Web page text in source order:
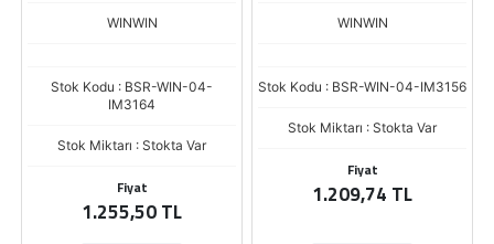
WINWIN
Stok Kodu : BSR-WIN-04-
IM3164
Stok Miktarı : Stokta Var
Fiyat
1.255,50 TL
WINWIN
Stok Kodu : BSR-WIN-04-IM3156
Stok Miktarı : Stokta Var
Fiyat
1.209,74 TL